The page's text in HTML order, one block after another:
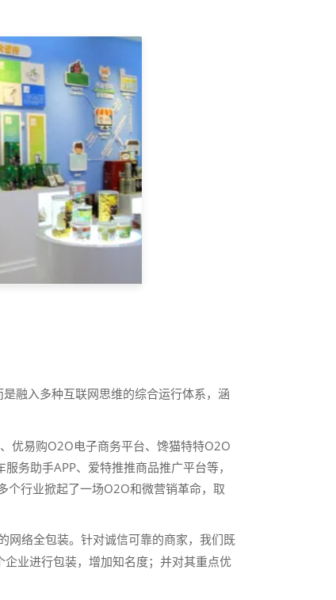
融入多种互联网思维的综合运行体系，涵
优易购O2O电子商务平台、馋猫特特O2O
务助手APP、爱特推推商品推广平台等，
个行业掀起了一场O2O和微营销革命，取
络全包装。针对诚信可靠的商家，我们既
业进行包装，增加知名度；并对其重点优